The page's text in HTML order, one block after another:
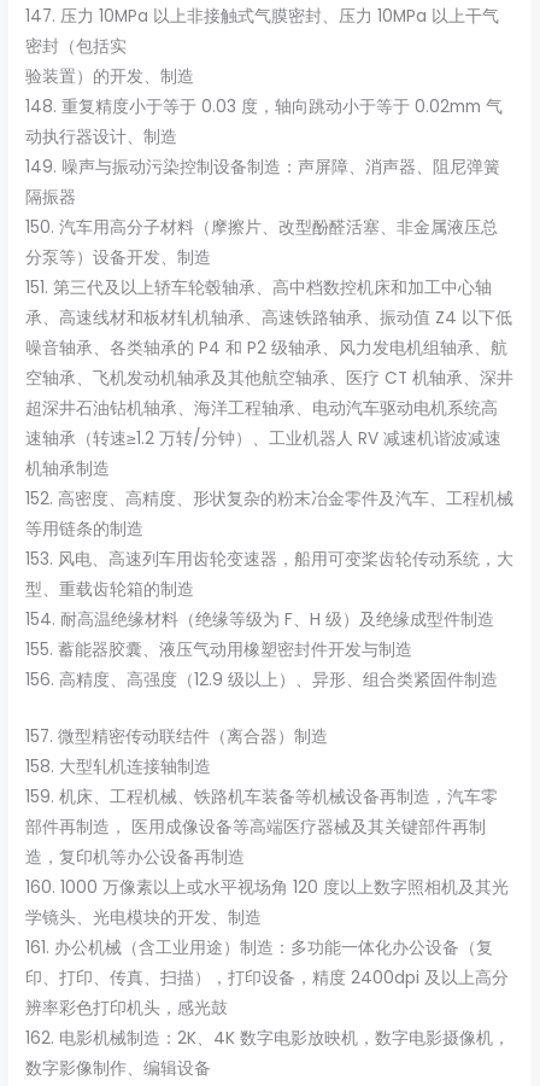
147. 压力 10MPa 以上非接触式气膜密封、压力 10MPa 以上干气
密封（包括实
验装置）的开发、制造
148. 重复精度小于等于 0.03 度，轴向跳动小于等于 0.02mm 气
动执行器设计、制造
149. 噪声与振动污染控制设备制造：声屏障、消声器、阻尼弹簧
隔振器
150. 汽车用高分子材料（摩擦片、改型酚醛活塞、非金属液压总
分泵等）设备开发、制造
151. 第三代及以上轿车轮毂轴承、高中档数控机床和加工中心轴
承、高速线材和板材轧机轴承、高速铁路轴承、振动值 Z4 以下低
噪音轴承、各类轴承的 P4 和 P2 级轴承、风力发电机组轴承、航
空轴承、飞机发动机轴承及其他航空轴承、医疗 CT 机轴承、深井
超深井石油钻机轴承、海洋工程轴承、电动汽车驱动电机系统高
速轴承（转速≥1.2 万转/分钟）、工业机器人 RV 减速机谐波减速
机轴承制造
152. 高密度、高精度、形状复杂的粉末冶金零件及汽车、工程机械
等用链条的制造
153. 风电、高速列车用齿轮变速器，船用可变桨齿轮传动系统，大
型、重载齿轮箱的制造
154. 耐高温绝缘材料（绝缘等级为 F、H 级）及绝缘成型件制造
155. 蓄能器胶囊、液压气动用橡塑密封件开发与制造
156. 高精度、高强度（12.9 级以上）、异形、组合类紧固件制造
157. 微型精密传动联结件（离合器）制造
158. 大型轧机连接轴制造
159. 机床、工程机械、铁路机车装备等机械设备再制造，汽车零
部件再制造， 医用成像设备等高端医疗器械及其关键部件再制
造，复印机等办公设备再制造
160. 1000 万像素以上或水平视场角 120 度以上数字照相机及其光
学镜头、光电模块的开发、制造
161. 办公机械（含工业用途）制造：多功能一体化办公设备（复
印、打印、传真、扫描），打印设备，精度 2400dpi 及以上高分
辨率彩色打印机头，感光鼓
162. 电影机械制造：2K、4K 数字电影放映机，数字电影摄像机，
数字影像制作、编辑设备